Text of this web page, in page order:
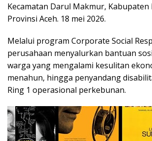
Kecamatan Darul Makmur, Kabupaten
Provinsi Aceh. 18 mei 2026.
Melalui program Corporate Social
perusahaan menyalurkan bantuan
warga yang mengalami kesulitan
menahun, hingga penyandang
Ring 1 operasional perkebunan.